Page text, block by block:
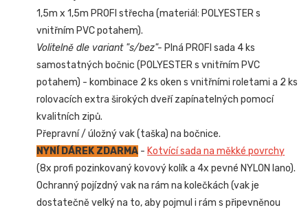
1,5m x 1,5m PROFI střecha (materiál: POLYESTER s
vnitřním PVC potahem).
Volitelně dle variant "s/bez"- Plná PROFI sada 4 ks
samostatných bočnic (POLYESTER s vnitřním PVC
potahem) - kombinace 2 ks oken s vnitřními roletami a 2 ks
rolovacích extra širokých dveří zapínatelných pomocí
kvalitních zipů.
Přepravní / úložný vak (taška) na bočnice.
NYNÍ DÁREK ZDARMA - Kotvící sada na měkké povrchy
(8x profi pozinkovaný kovový kolík a 4x pevné NYLON lano).
Ochranný pojízdný vak na rám na kolečkách (vak je
dostatečně velký na to, aby pojmul i rám s připevněnou